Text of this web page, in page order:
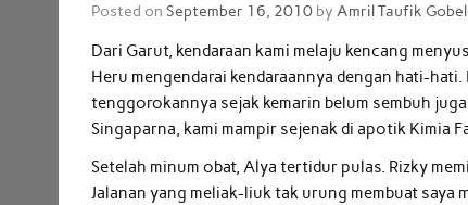
Posted onSeptember 16, 2010 byAmril Taufik Gobel
Dari Garut, kendaraan kami melaju kencang
Heru mengendarai kendaraannya dengan hati-
tenggorokannya sejak kemarin belum sembuh
Singaparna, kami mampir sejenak di apotik Kimia
Setelah minum obat, Alya tertidur pulas. Rizky
Jalanan yang meliak-liuk tak urung membuat saya